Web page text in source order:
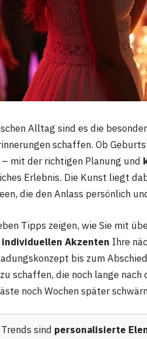
Alltag sind es die
schaffen. Ob
mit der richtigen Planung und
Erlebnis. Die Kunst liegt
die den Anlass persönlich
Tipps zeigen, wie Sie mit
individuellen Akzenten Ihre
bis zum
schaffen, die noch lange
noch Wochen später
sind personalisierte